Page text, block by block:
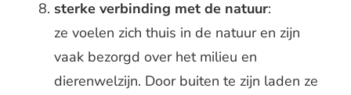
sterke verbinding met de natuur:
ze voelen zich thuis in de natuur en zijn
vaak bezorgd over het milieu en
dierenwelzijn. Door buiten te zijn laden ze